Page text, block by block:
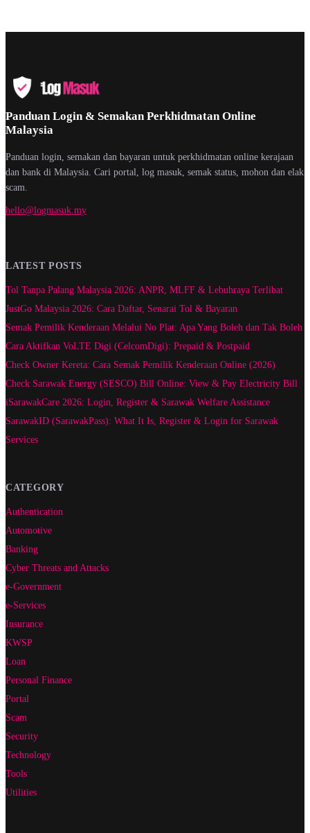
Panduan Login & Semakan Perkhidmatan Online
Malaysia
Panduan login, semakan dan bayaran untuk perkhidmatan online kerajaan
dan bank di Malaysia. Cari portal, log masuk, semak status, mohon dan elak
scam.
hello@logmasuk.my
LATEST POSTS
Tol Tanpa Palang Malaysia 2026: ANPR, MLFF & Lebuhraya Terlibat
JustGo Malaysia 2026: Cara Daftar, Senarai Tol & Bayaran
Semak Pemilik Kenderaan Melalui No Plat: Apa Yang Boleh dan Tak Boleh
Cara Aktifkan VoLTE Digi (CelcomDigi): Prepaid & Postpaid
Check Owner Kereta: Cara Semak Pemilik Kenderaan Online (2026)
Check Sarawak Energy (SESCO) Bill Online: View & Pay Electricity Bill
iSarawakCare 2026: Login, Register & Sarawak Welfare Assistance
SarawakID (SarawakPass): What It Is, Register & Login for Sarawak
Services
CATEGORY
Authentication
Automotive
Banking
Cyber Threats and Attacks
e-Government
e-Services
Insurance
KWSP
Loan
Personal Finance
Portal
Scam
Security
Technology
Tools
Utilities